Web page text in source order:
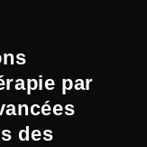
par
des